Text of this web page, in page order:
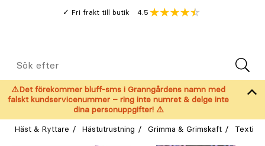
Fri frakt till butik
Genomsnitt
4.5
Meny
Sök
efter
⚠️Det förekommer bluff-sms i Granngårdens namn med
falskt kundservicenummer – ring inte numret & delge inte
dina personuppgifter! ⚠️
Häst & Ryttare Hästutrustning Grimma & Grimskaft